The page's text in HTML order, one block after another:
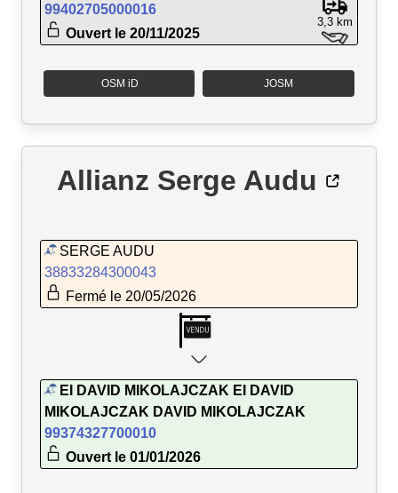
99402705000016
Ouvert le 20/11/2025
3,3 km
OSM iD JOSM
Allianz Serge Audu
SERGE AUDU
38833284300043
Fermé le 20/05/2026
EI DAVID MIKOLAJCZAK EI DAVID
MIKOLAJCZAK DAVID MIKOLAJCZAK
99374327700010
Ouvert le 01/01/2026